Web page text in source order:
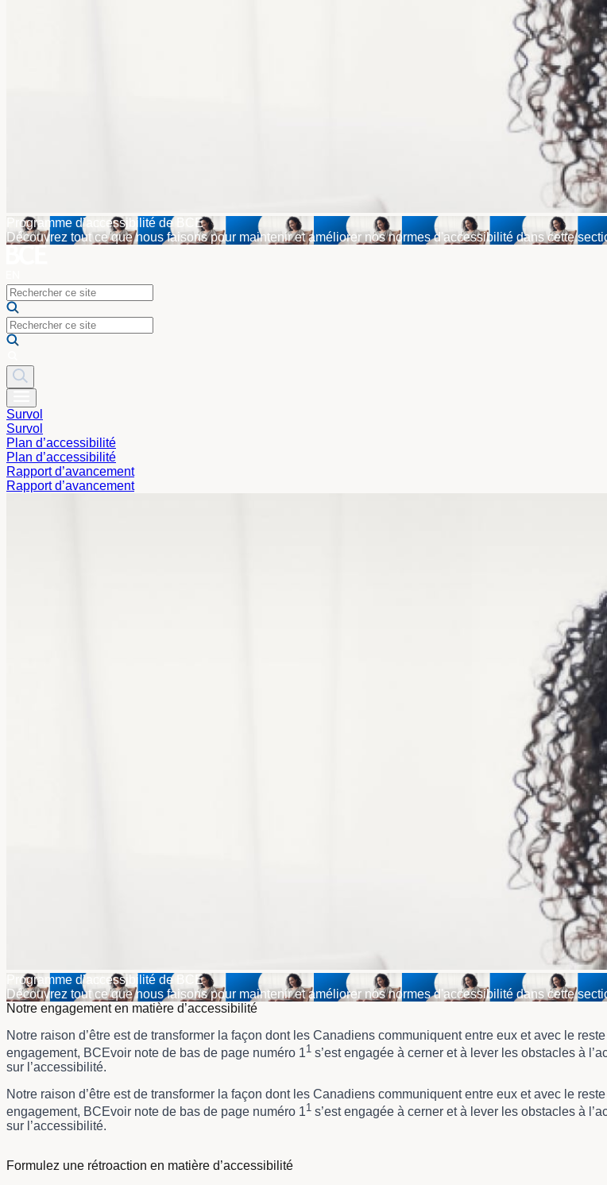
Programme d’accessibilité de BCE
Découvrez tout ce que nous faisons pour maintenir et améliorer nos normes d'accessibilité dans cette
Survol
Survol
Plan d’accessibilité
Plan d’accessibilité
Rapport d’avancement
Rapport d’avancement
Programme d’accessibilité de BCE
Découvrez tout ce que nous faisons pour maintenir et améliorer nos normes d'accessibilité dans cette
Notre engagement en matière d’accessibilité
Notre raison d’être est de transformer la façon dont les Canadiens communiquent entre eux et avec le
engagement, BCEvoir note de bas de page numéro 11 s’est engagée à cerner et à lever les obstacles à
sur l’accessibilité.
Notre raison d’être est de transformer la façon dont les Canadiens communiquent entre eux et avec le
engagement, BCEvoir note de bas de page numéro 11 s’est engagée à cerner et à lever les obstacles à
sur l’accessibilité.
Formulez une rétroaction en matière d’accessibilité